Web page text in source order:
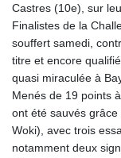
Castres (10e), sur
Finalistes de la
souffert samedi,
titre et encore
quasi miraculée à
Menés de 19 points
ont été sauvés
Woki), avec trois
notamment deux